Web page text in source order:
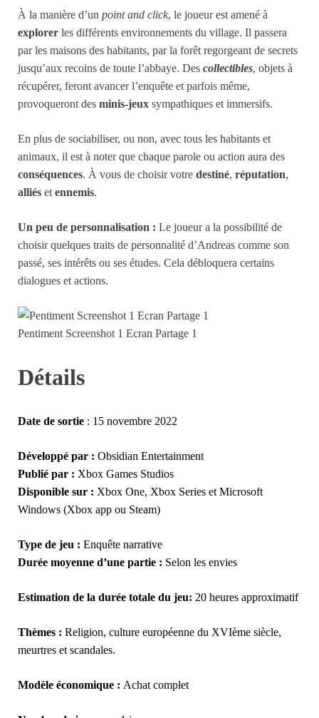
À la manière d’un point and click, le joueur est amené à
explorer les différents environnements du village. Il passera
par les maisons des habitants, par la forêt regorgeant de secrets
jusqu’aux recoins de toute l’abbaye. Des collectibles, objets à
récupérer, feront avancer l’enquête et parfois même,
provoqueront des minis-jeux sympathiques et immersifs.
En plus de sociabiliser, ou non, avec tous les habitants et
animaux, il est à noter que chaque parole ou action aura des
conséquences. À vous de choisir votre destiné, réputation,
alliés et ennemis.
Un peu de personnalisation : Le joueur a la possibilité de
choisir quelques traits de personnalité d’Andreas comme son
passé, ses intérêts ou ses études. Cela débloquera certains
dialogues et actions.
Pentiment Screenshot 1 Ecran Partage 1
Détails
Date de sortie : 15 novembre 2022
Développé par : Obsidian Entertainment
Publié par : Xbox Games Studios
Disponible sur : Xbox One, Xbox Series et Microsoft
Windows (Xbox app ou Steam)
Type de jeu : Enquête narrative
Durée moyenne d’une partie : Selon les envies
Estimation de la durée totale du jeu: 20 heures approximatif
Thèmes : Religion, culture européenne du XVIème siècle,
meurtres et scandales.
Modèle économique : Achat complet